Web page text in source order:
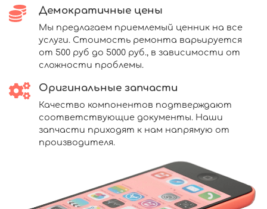
Демократичные цены
Мы предлагаем приемлемый ценник на все
услуги. Стоимость ремонта варьируется
от 500 руб до 5000 руб., в зависимости от
сложности проблемы.
Оригинальные запчасти
Качество компонентов подтверждают
соответствующие документы. Наши
запчасти приходят к нам напрямую от
производителя.